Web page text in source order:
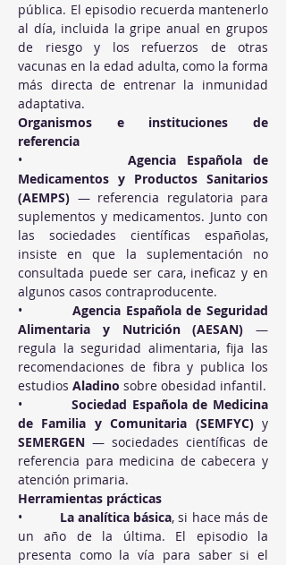
pública. El episodio recuerda mantenerlo
al día, incluida la gripe anual en grupos
de riesgo y los refuerzos de otras
vacunas en la edad adulta, como la forma
más directa de entrenar la inmunidad
adaptativa.
Organismos e instituciones de
referencia
• Agencia Española de
Medicamentos y Productos Sanitarios
(AEMPS) — referencia regulatoria para
suplementos y medicamentos. Junto con
las sociedades científicas españolas,
insiste en que la suplementación no
consultada puede ser cara, ineficaz y en
algunos casos contraproducente.
• Agencia Española de Seguridad
Alimentaria y Nutrición (AESAN) —
regula la seguridad alimentaria, fija las
recomendaciones de fibra y publica los
estudios Aladino sobre obesidad infantil.
• Sociedad Española de Medicina
de Familia y Comunitaria (SEMFYC)
SEMERGEN — sociedades científicas de
referencia para medicina de cabecera y
atención primaria.
Herramientas prácticas
• La analítica básica, si hace más de
un año de la última. El episodio la
presenta como la vía para saber si el